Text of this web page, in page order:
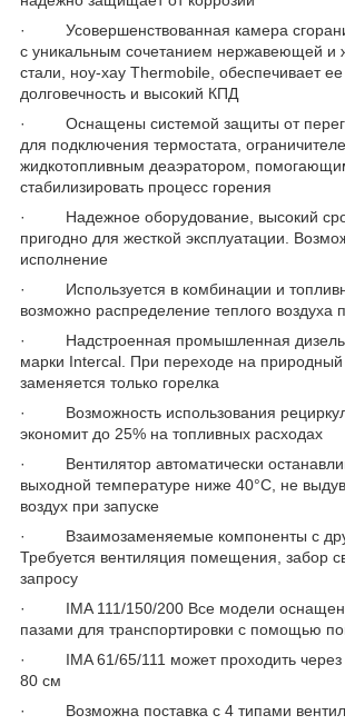
· Усовершенствованная камера
с уникальным сочетанием нержавеющей и
стали, ноу-хау Thermobile, обеспечивает ее
долговечность и высокий КПД
· Оснащены системой защиты от
для подключения термостата,
жидкотопливным деаэратором,
стабилизировать процесс горения
· Надежное оборудование, высокий
пригодно для жесткой эксплуатации.
исполнение
· Используется в комбинации и
возможно распределение теплого воздуха
· Надстроенная промышленная
марки Intercal. При переходе на природный
заменяется только горелка
· Возможность использования
экономит до 25% на топливных расходах
· Вентилятор автоматически
выходной температуре ниже 40°С, не
воздух при запуске
· Взаимозаменяемые компоненты с
Требуется вентиляция помещения, забор
запросу
· IMA 111/150/200 Все модели
пазами для транспортировки с помощью
· IMA 61/65/111 может проходить через
80 см
· Возможна поставка с 4 типами